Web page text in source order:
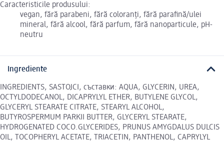
Caracteristicile produsului:
vegan, fără parabeni, fără coloranți, fără parafină/ulei
mineral, fără alcool, fără parfum, fără nanoparticule, pH-
neutru
Ingrediente
INGREDIENTS, SASTOJCI, съставки: AQUA, GLYCERIN, UREA,
OCTYLDODECANOL, DICAPRYLYL ETHER, BUTYLENE GLYCOL,
GLYCERYL STEARATE CITRATE, STEARYL ALCOHOL,
BUTYROSPERMUM PARKII BUTTER, GLYCERYL STEARATE,
HYDROGENATED COCO.GLYCERIDES, PRUNUS AMYGDALUS DULCIS
OIL, TOCOPHERYL ACETATE, TRIACETIN, PANTHENOL, CAPRYLYL